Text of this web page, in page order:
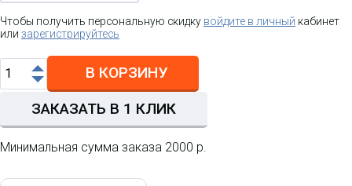
Чтобы получить персональную скидку войдите в личный кабинет
или зарегистрируйтесь
В КОРЗИНУ
ЗАКАЗАТЬ В 1 КЛИК
Минимальная сумма заказа 2000 р.